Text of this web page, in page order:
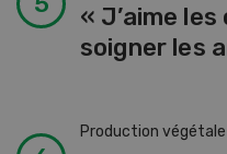
« J’aime
soigner les
Production végétale